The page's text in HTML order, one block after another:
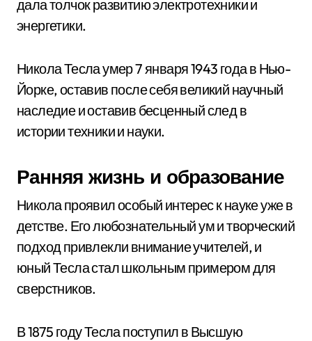
дала толчок развитию электротехники и
энергетики.
Никола Тесла умер 7 января 1943 года в Нью-
Йорке, оставив после себя великий научный
наследие и оставив бесценный след в
истории техники и науки.
Ранняя жизнь и образование
Никола проявил особый интерес к науке уже в
детстве. Его любознательный ум и творческий
подход привлекли внимание учителей, и
юный Тесла стал школьным примером для
сверстников.
В 1875 году Тесла поступил в Высшую